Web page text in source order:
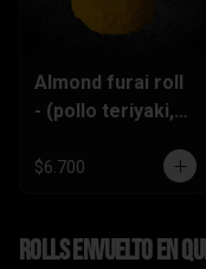
Almond furai roll
- (pollo teriyaki,
crema,almendra
$6.700
Rolls envuelto en